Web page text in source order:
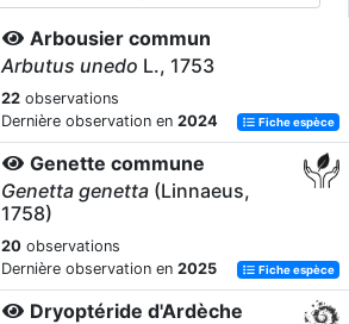
Arbousier commun
Arbutus unedo L., 1753
22 observations
Dernière observation en 2024 Fiche espèce
Genette commune
Genetta genetta (Linnaeus,
1758)
20 observations
Dernière observation en 2025 Fiche espèce
Dryoptéride d'Ardèche